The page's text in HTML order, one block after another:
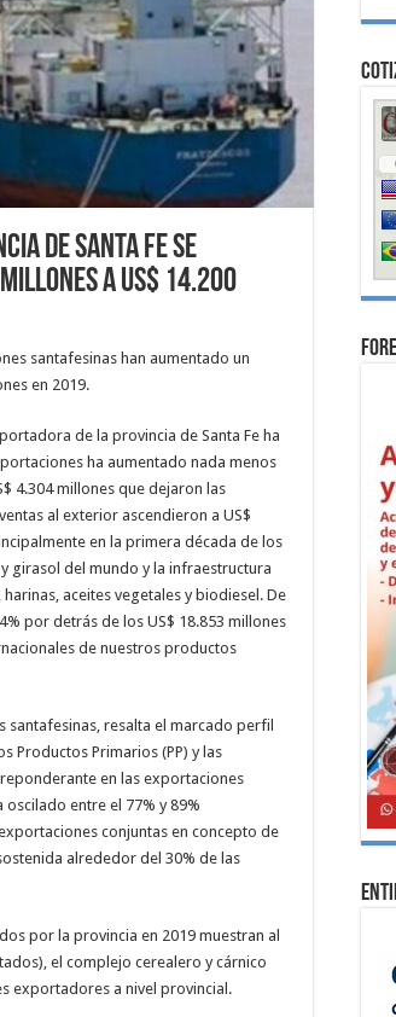
de Santa Fe se
a US$ 14.200
santafesinas han aumentado un
en 2019.
de la provincia de Santa Fe ha
ha aumentado nada menos
4.304 millones que dejaron las
al exterior ascendieron a US$
en la primera década de los
girasol del mundo y la infraestructura
aceites vegetales y biodiesel. De
por detrás de los US$ 18.853 millones
de nuestros productos
resalta el marcado perfil
Productos Primarios (PP) y las
en las exportaciones
entre el 77% y 89%
conjuntas en concepto de
alrededor del 30% de las
por la provincia en 2019 muestran al
el complejo cerealero y cárnico
exportadores a nivel provincial.